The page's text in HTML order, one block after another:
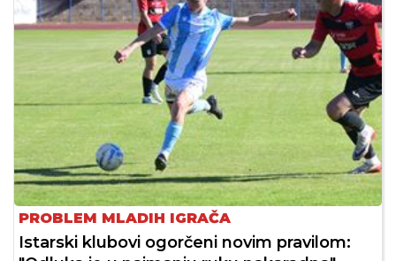
PROBLEM MLADIH IGRAČA
Istarski klubovi ogorčeni novim pravilom: